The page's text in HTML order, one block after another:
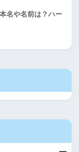
名や名前は？ハー